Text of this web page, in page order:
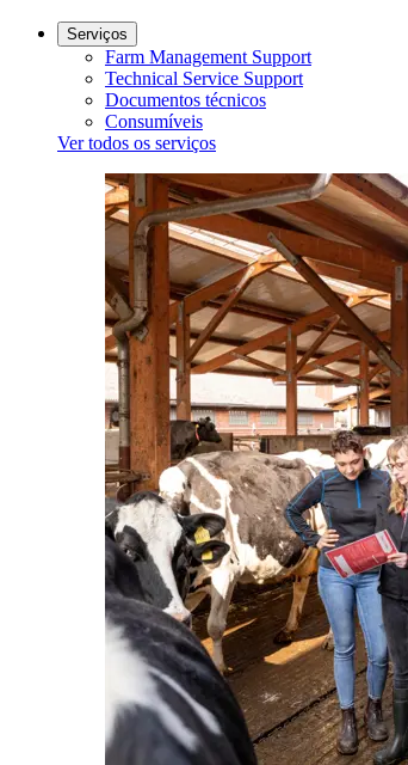
Serviços
Farm Management Support
Technical Service Support
Documentos técnicos
Consumíveis
Ver todos os serviços